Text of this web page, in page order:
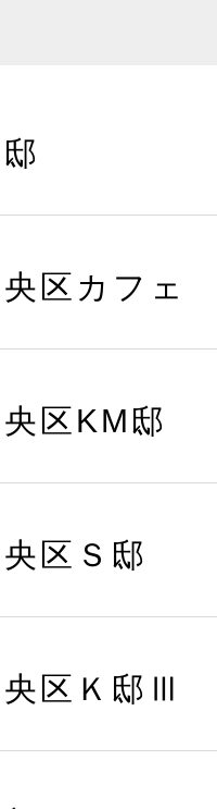
区カフェ
区KM邸
区Ｓ邸
区Ｋ邸Ⅲ